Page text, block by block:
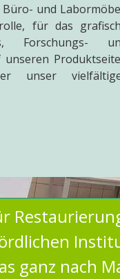
und
für das
Forschungs-
unser
ganz nach